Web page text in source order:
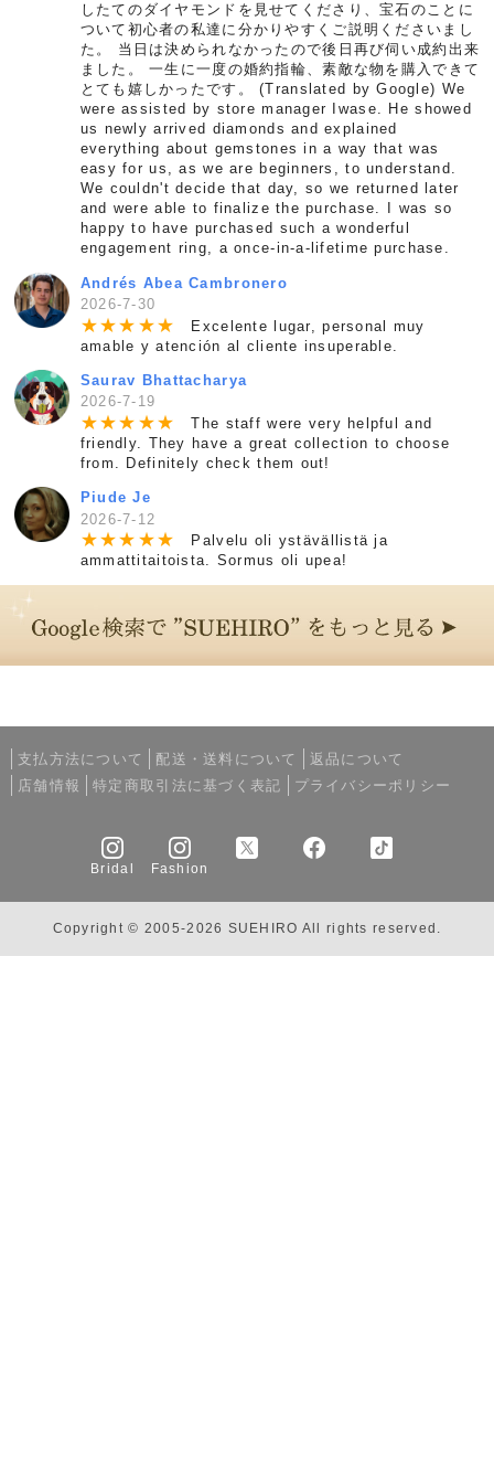
したてのダイヤモンドを見せてくださり、宝石のことに
ついて初心者の私達に分かりやすくご説明くださいまし
た。 当日は決められなかったので後日再び伺い成約出来
ました。 一生に一度の婚約指輪、素敵な物を購入できて
とても嬉しかったです。 (Translated by Google) We
were assisted by store manager Iwase. He showed
us newly arrived diamonds and explained
everything about gemstones in a way that was
easy for us, as we are beginners, to understand.
We couldn't decide that day, so we returned later
and were able to finalize the purchase. I was so
happy to have purchased such a wonderful
engagement ring, a once-in-a-lifetime purchase.
Andrés Abea Cambronero
2026-7-30
★★★ ★★
Excelente lugar, personal muy
amable y atención al cliente insuperable.
Saurav Bhattacharya
2026-7-19
★★★ ★★
The staff were very helpful and
friendly. They have a great collection to choose
from. Definitely check them out!
Piude Je
2026-7-12
★★★ ★★
Palvelu oli ystävällistä ja
ammattitaitoista. Sormus oli upea!
支払方法について 配送・送料について
返品について
店舗情報
特定商取引法に基づく表記 プライバシーポリシー
Bridal Fashion
Copyright © 2005-2026 SUEHIRO All rights reserved.